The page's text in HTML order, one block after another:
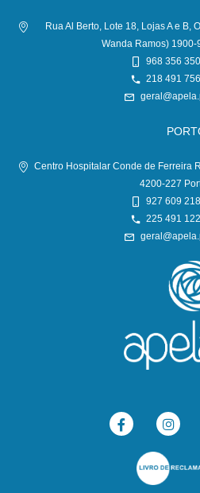
Rua Al Berto, Lote 18, Lojas A e B,
Wanda Ramos) 1900-
968 356 350
218 491 756
Centro Hospitalar Conde de Ferreira
4200-227
927 609 218
225 491 122